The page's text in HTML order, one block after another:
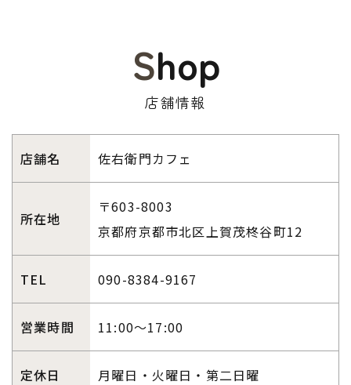
Shop
店舗情報
店舗名 佐右衛門カフェ
所在地
〒603-8003
​​​​​​​京都府京都市北区上賀茂柊谷町12
TEL 090-8384-9167
営業時間 11:00～17:00
定休日 月曜日・火曜日・第二日曜